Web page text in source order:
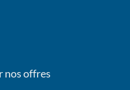
nos offres